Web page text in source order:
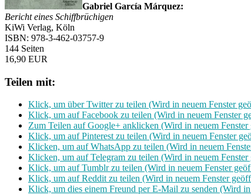
Gabriel García Márquez:
Bericht eines Schiffbrüchigen
KiWi Verlag, Köln
ISBN: 978-3-462-03757-9
144 Seiten
16,90 EUR
Teilen mit:
Klick, um über Twitter zu teilen (Wird in neuem Fenster
Klick, um auf Facebook zu teilen (Wird in neuem Fenster
Zum Teilen auf Google+ anklicken (Wird in neuem Fenster
Klick, um auf Pinterest zu teilen (Wird in neuem Fenster
Klicken, um auf WhatsApp zu teilen (Wird in neuem
Klicken, um auf Telegram zu teilen (Wird in neuem Fenster
Klick, um auf Tumblr zu teilen (Wird in neuem Fenster
Klick, um auf Reddit zu teilen (Wird in neuem Fenster
Klick, um dies einem Freund per E-Mail zu senden (Wird